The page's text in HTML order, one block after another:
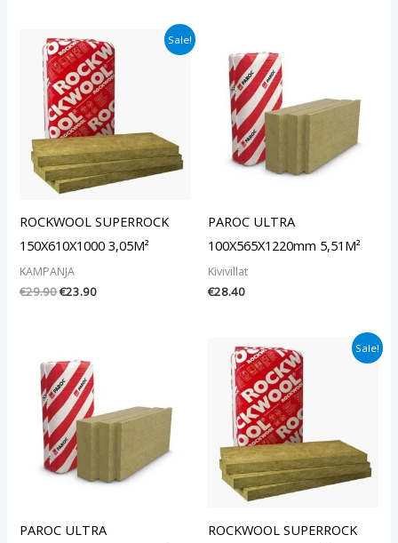
Sale!
ROCKWOOL SUPERROCK
150X610X1000 3,05M²
KAMPANJA
€29.90
Alkuperäinen
hinta
oli:
€29.90.
€23.90
hinta
on:
€23.90.
PAROC ULTRA
100X565X1220mm 5,51M²
Kivivillat
€28.40
PAROC ULTRA
Sale!
ROCKWOOL SUPERROCK
Alkuperäinen
hinta
oli:
€28.90.
hinta
on:
€23.40.